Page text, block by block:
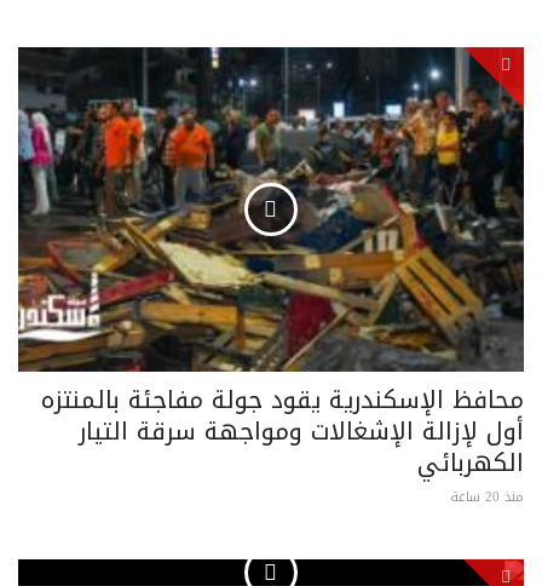
محافظ الإسكندرية يقود جولة مفاجئة بالمنتزه
أول لإزالة الإشغالات ومواجهة سرقة التيار
الكهربائي
منذ 20 ساعة